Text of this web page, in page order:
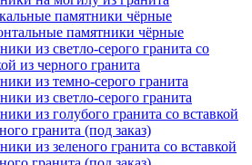
памятники чёрные
памятники чёрные
из светло-серого гранита со
из черного гранита
из темно-серого гранита
из светло-серого гранита
из голубого гранита со вставкой
гранита (под заказ)
из зеленого гранита со вставкой